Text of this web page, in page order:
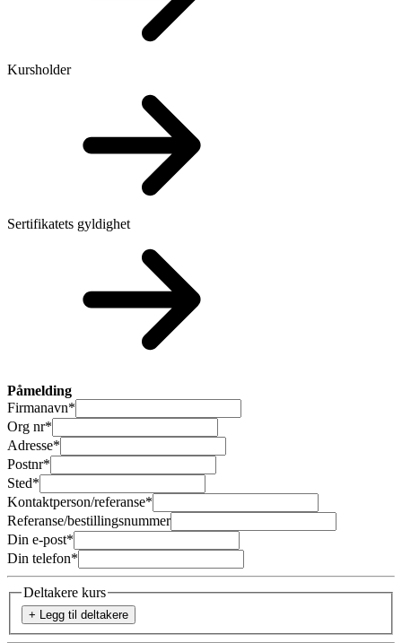
Kursholder
Sertifikatets gyldighet
Påmelding
Firmanavn*
Org nr*
Adresse*
Postnr*
Sted*
Kontaktperson/referanse*
Referanse/bestillingsnummer
Din e-post*
Din telefon*
Deltakere kurs
+ Legg til deltakere